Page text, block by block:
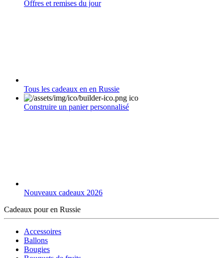
Offres et remises du jour
Tous les cadeaux en en Russie
Construire un panier personnalisé
Nouveaux cadeaux 2026
Cadeaux pour en Russie
Accessoires
Ballons
Bougies